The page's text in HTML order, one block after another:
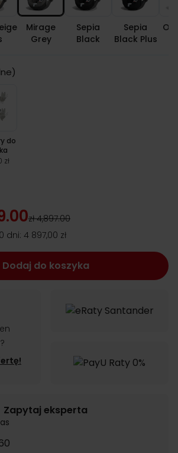
Mirage
Grey
Sepia
Black
Sepia
Black Plus
do
zł
zł 4,897.00
dni: 4 897,00 zł
Dodaj do koszyka
Zapytaj eksperta